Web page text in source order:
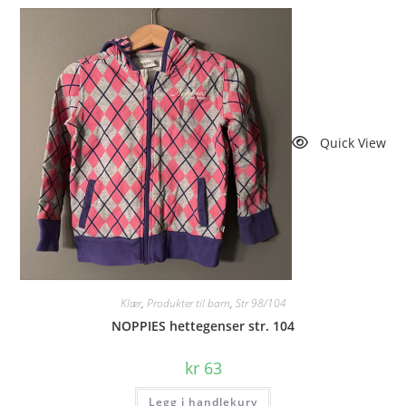
Quick View
Klær, Produkter til barn, Str 98/104
NOPPIES hettegenser str. 104
kr63
Legg i handlekurv